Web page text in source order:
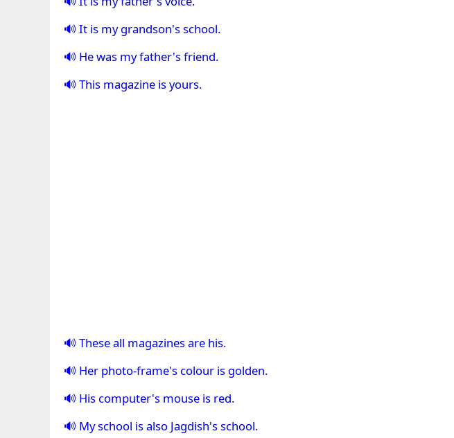
It is my grandson's school.
He was my father's friend.
This magazine is yours.
These all magazines are his.
Her photo-frame's colour is golden.
His computer's mouse is red.
My school is also Jagdish's school.